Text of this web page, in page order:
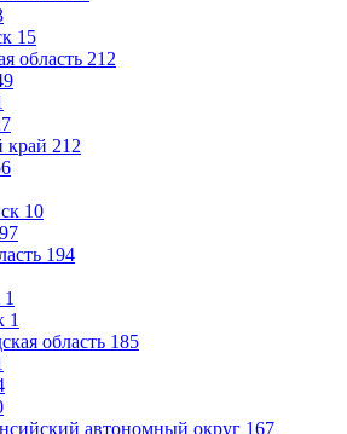
15
область 212
край 212
10
194
1
1
область 185
автономный округ 167